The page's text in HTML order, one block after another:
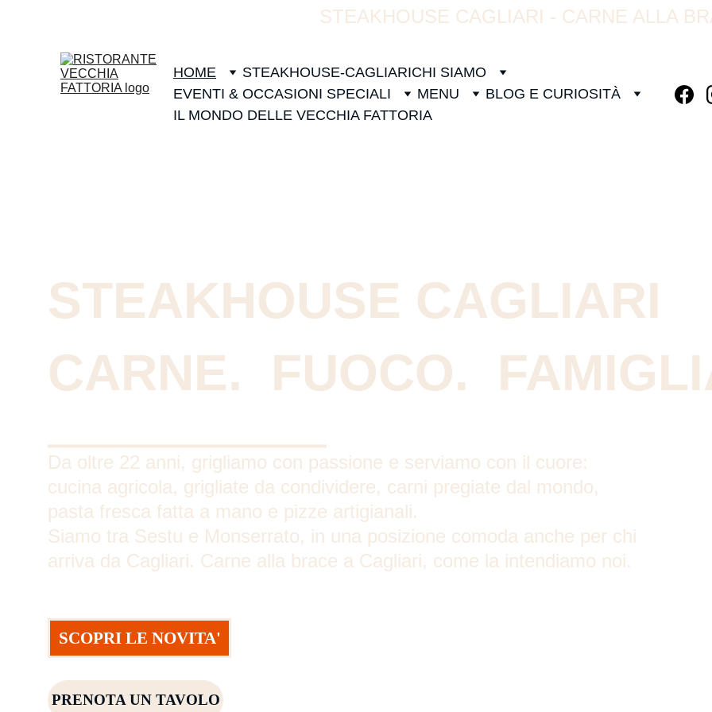
STEAKHOUSE CAGLIARI - CARNE ALLA
HOME STEAKHOUSE-CAGLIARICHI SIAMO
EVENTI & OCCASIONI SPECIALI
MENU
BLOG E CURIOSITÀ
IL MONDO DELLE VECCHIA FATTORIA
STEAKHOUSE CAGLIARI
CARNE.  FUOCO.
Da oltre 22 anni, grigliamo con passione e serviamo con il cuore:
cucina agricola, grigliate da condividere, carni pregiate dal mondo,
pasta fresca fatta a mano e pizze artigianali.
Siamo tra Sestu e Monserrato, in una posizione comoda anche per chi
arriva da Cagliari. Carne alla brace a Cagliari, come la intendiamo noi.
SCOPRI LE NOVITA'
PRENOTA UN TAVOLO